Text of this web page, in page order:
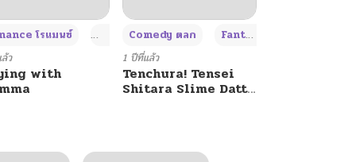
+4
โรแมนซ์ Adult ผู้ใหญ่ +4
ว
with
Comedy ตลก Fantasy แฟนตาซี
1 ปีที่แล้ว
Tenchura! Tensei
Shitara Slime Datta